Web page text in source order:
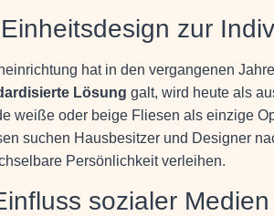
zur
hat in den vergangenen
Lösung galt, wird heute als
weiße oder beige Fliesen als einzige
suchen Hausbesitzer und Designer
Persönlichkeit verleihen.
sozialer